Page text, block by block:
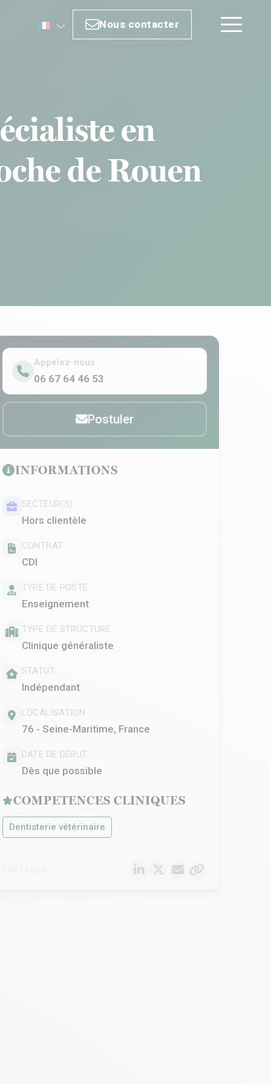
Nous contacter
Nous contacter
en
de Rouen
Appelez-nous
06 67 64 46 53
Postuler
INFORMATIONS
SECTEUR(S)
Hors clientèle
CONTRAT
CDI
TYPE DE POSTE
Enseignement
TYPE DE STRUCTURE
Clinique généraliste
STATUT
Indépendant
LOCALISATION
76 - Seine-Maritime, France
DATE DE DÉBUT
Dès que possible
COMPETENCES CLINIQUES
Dentisterie vétérinaire